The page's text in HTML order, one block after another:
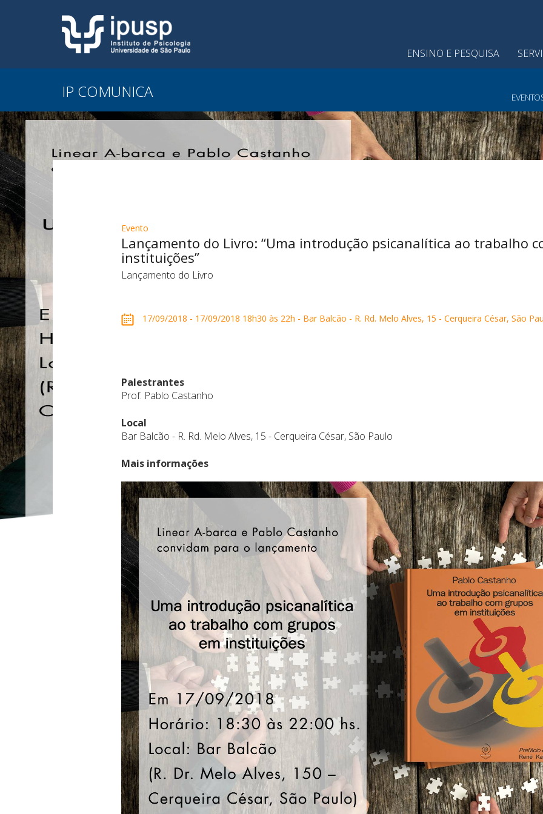
ENSINO E PESQUISA
IP COMUNICA
Evento
Lançamento do Livro: “Uma introdução psicanalítica ao trabalho
instituições”
Lançamento do Livro
17/09/2018 - 17/09/2018 18h30 às 22h - Bar Balcão - R. Rd. Melo Alves, 15 - Cerqueira César, São
Palestrantes
Prof. Pablo Castanho
Local
Bar Balcão - R. Rd. Melo Alves, 15 - Cerqueira César, São Paulo
Mais informações